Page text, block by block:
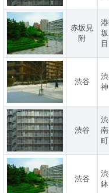
赤坂見
附
目
渋谷
渋谷
渋谷